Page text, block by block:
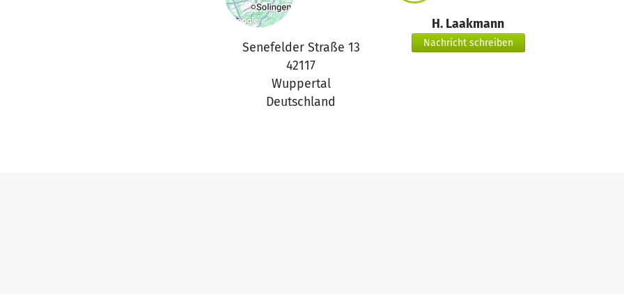
Senefelder Straße 13
42117
Wuppertal
Deutschland
H. Laakmann
Nachricht schreiben